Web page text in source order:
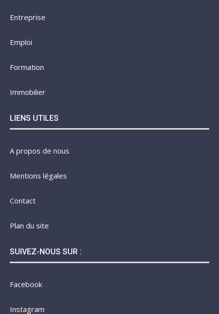
Entreprise
Emploi
Formation
Immobilier
LIENS UTILES
A propos de nous
Mentions légales
Contact
Plan du site
SUIVEZ-NOUS SUR :
Facebook
Instagram